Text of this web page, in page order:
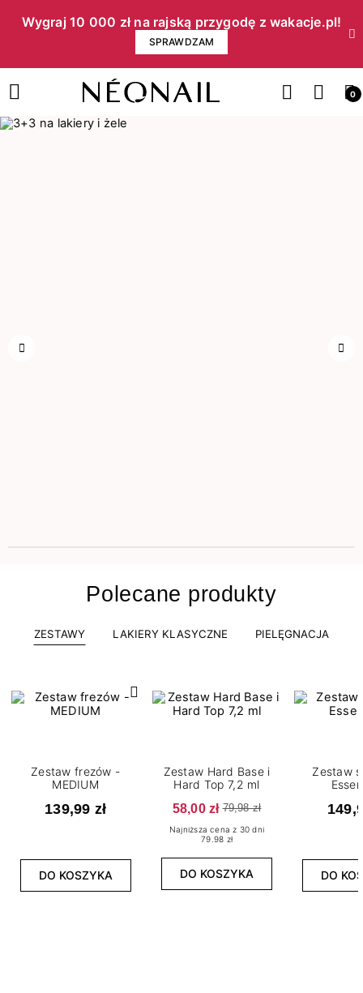
Wygraj 10 000 zł na rajską przygodę z wakacje.pl!​
SPRAWDZAM
0
Polecane produkty
ZESTAWY LAKIERY KLASYCZNE PIELĘGNACJA
Zestaw frezów -
MEDIUM
139,99 zł
DO KOSZYKA
Zestaw Hard Base i
Hard Top 7,2 ml
58,00 zł 79,98 zł
Najniższa cena z 30 dni
79.98 zł
DO KOSZYKA
Zestaw
DO